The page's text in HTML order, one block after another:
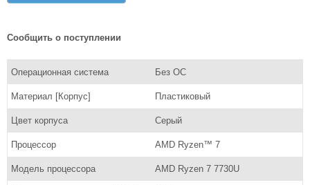
Сообщить о поступлении
Операционная система Без ОС
Материал [Корпус] Пластиковый
Цвет корпуса Серый
Процессор AMD Ryzen™ 7
Модель процессора AMD Ryzen 7 7730U